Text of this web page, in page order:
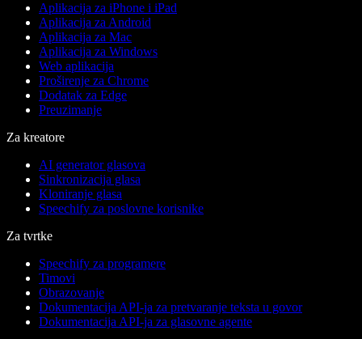
Aplikacija za iPhone i iPad
Aplikacija za Android
Aplikacija za Mac
Aplikacija za Windows
Web aplikacija
Proširenje za Chrome
Dodatak za Edge
Preuzimanje
Za kreatore
AI generator glasova
Sinkronizacija glasa
Kloniranje glasa
Speechify za poslovne korisnike
Za tvrtke
Speechify za programere
Timovi
Obrazovanje
Dokumentacija API-ja za pretvaranje teksta u govor
Dokumentacija API-ja za glasovne agente